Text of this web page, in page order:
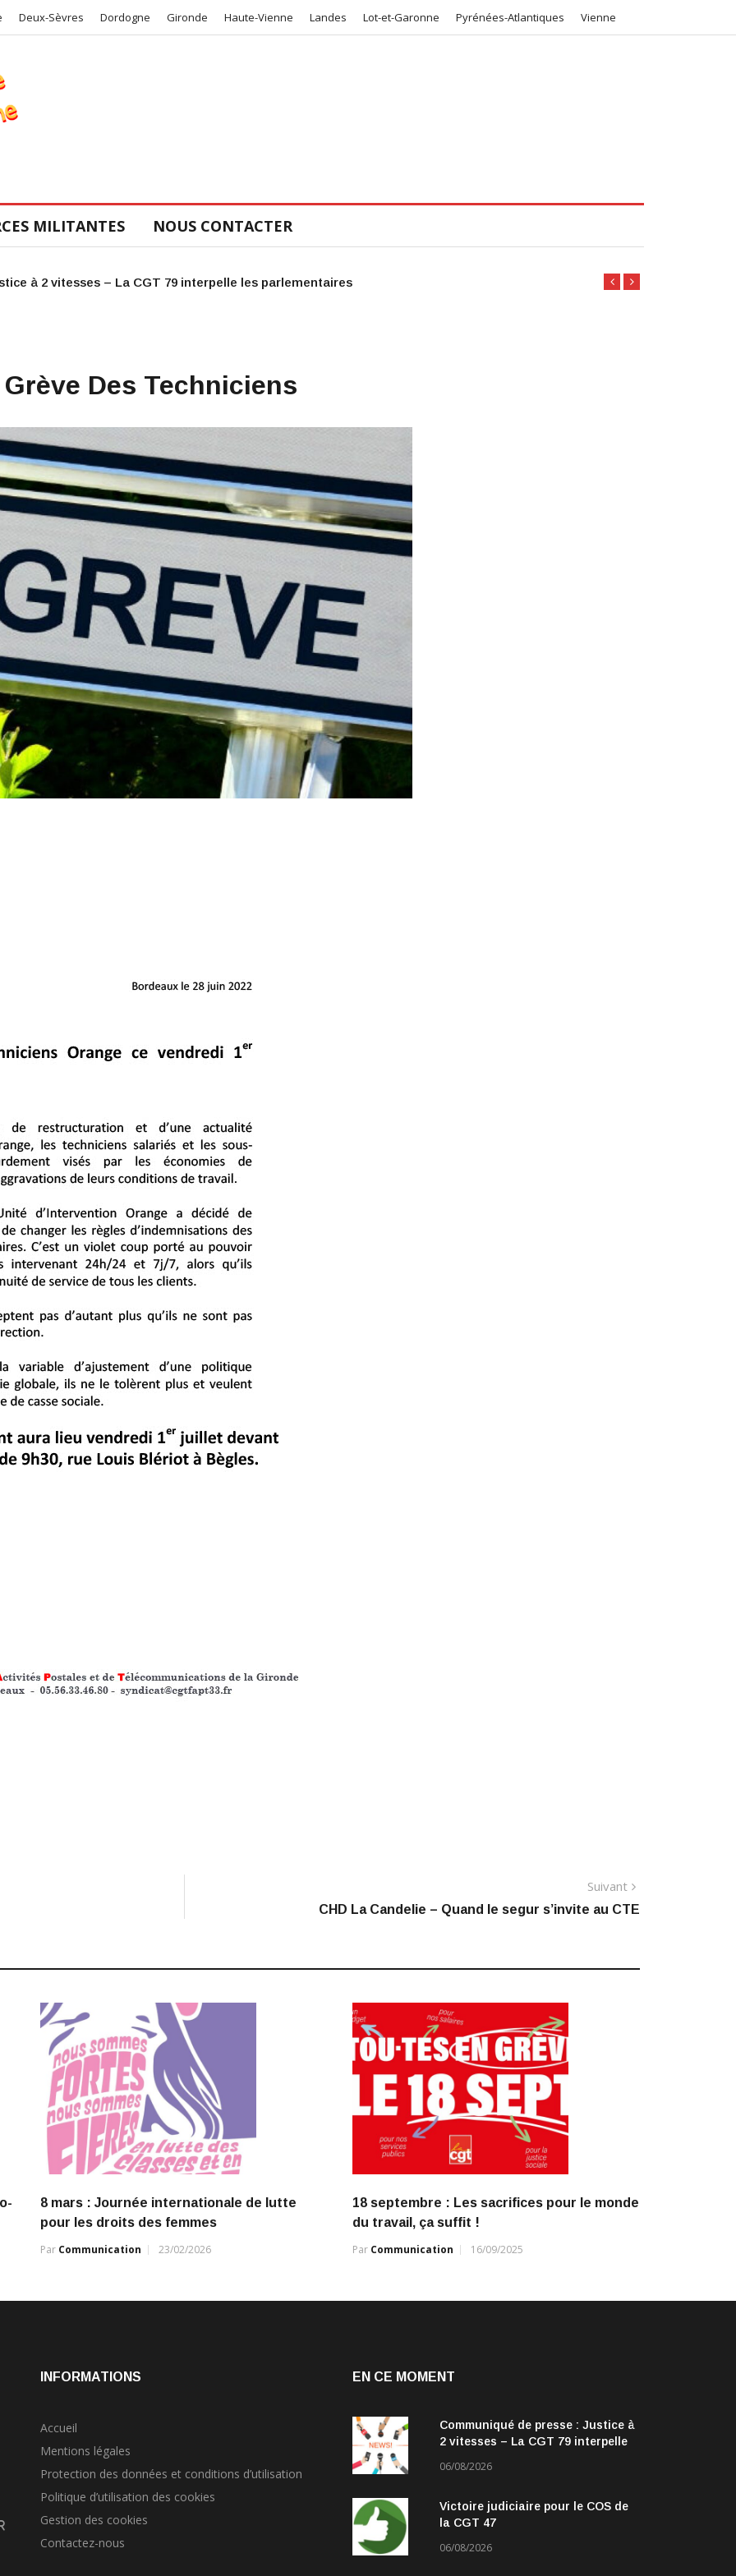
Deux-Sèvres Dordogne Gironde Haute-Vienne Landes Lot-et-Garonne Pyrénées-Atlantiques Vienne
MILITANTES NOUS CONTACTER
de la CGT 47
Des Techniciens
Suivant
CHD La Candelie – Quand le segur s’invite au CTE
8 mars : Journée internationale de lutte
pour les droits des femmes
Par Communication 23/02/2026
18 septembre : Les sacrifices pour le monde
du travail, ça suffit !
Par Communication 16/09/2025
INFORMATIONS
Accueil
Mentions légales
Protection des données et conditions d’utilisation
Politique d’utilisation des cookies
Gestion des cookies
Contactez-nous
EN CE MOMENT
Communiqué de presse : Justice à
2 vitesses – La CGT 79 interpelle
06/08/2026
Victoire judiciaire pour le COS de
la CGT 47
06/08/2026